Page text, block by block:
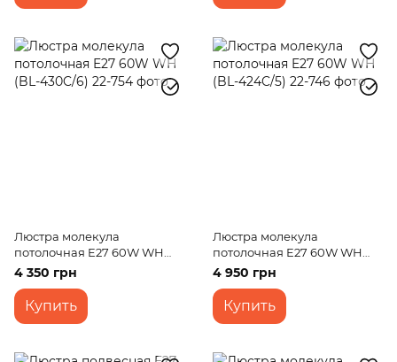
Люстра молекула
потолочная E27 60W WH
(BL-430C/6)
4 350 грн
Купить
Люстра молекула
потолочная E27 60W WH
(BL-424C/5)
4 950 грн
Купить